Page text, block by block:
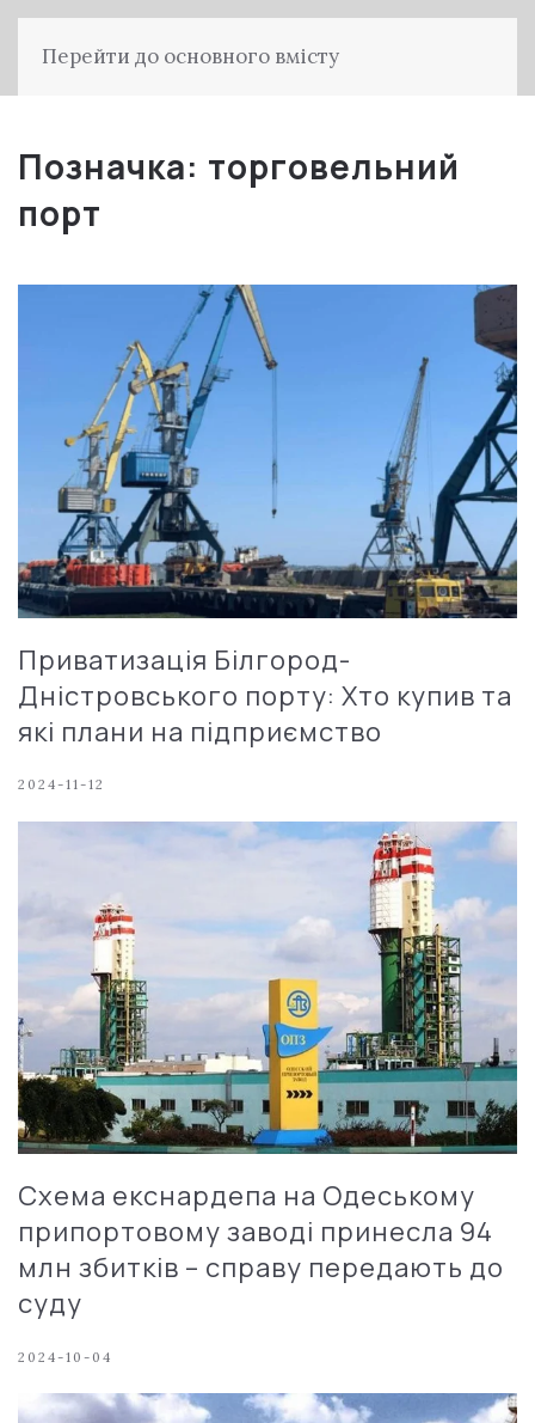
Перейти до основного вмісту
Позначка: торговельний
порт
Приватизація Білгород-
Дністровського порту: Хто купив та
які плани на підприємство
2024-11-12
Схема екснардепа на Одеському
припортовому заводі принесла 94
млн збитків – справу передають до
суду
2024-10-04